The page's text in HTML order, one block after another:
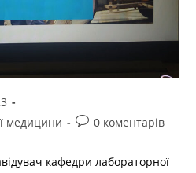
медицини
0 коментарів
кафедри лабораторної